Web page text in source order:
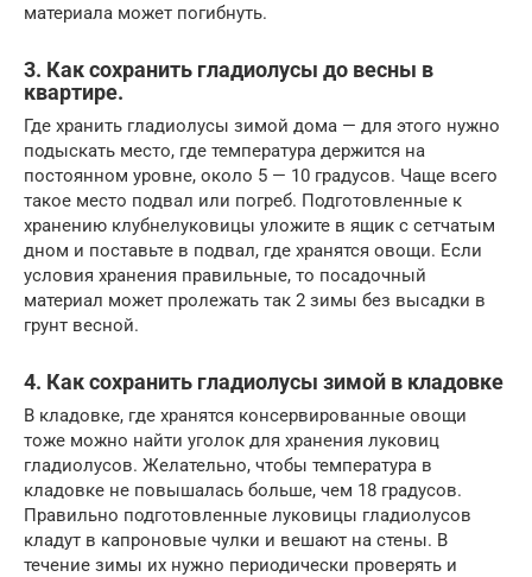
материала может погибнуть.
3. Как сохранить гладиолусы до весны в
квартире.
Где хранить гладиолусы зимой дома — для этого нужно
подыскать место, где температура держится на
постоянном уровне, около 5 — 10 градусов. Чаще всего
такое место подвал или погреб. Подготовленные к
хранению клубнелуковицы уложите в ящик с сетчатым
дном и поставьте в подвал, где хранятся овощи. Если
условия хранения правильные, то посадочный
материал может пролежать так 2 зимы без высадки в
грунт весной.
4. Как сохранить гладиолусы зимой в кладовке
В кладовке, где хранятся консервированные овощи
тоже можно найти уголок для хранения луковиц
гладиолусов. Желательно, чтобы температура в
кладовке не повышалась больше, чем 18 градусов.
Правильно подготовленные луковицы гладиолусов
кладут в капроновые чулки и вешают на стены. В
течение зимы их нужно периодически проверять и